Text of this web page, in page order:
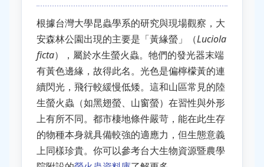
根據台灣大學昆蟲學系的研究與現場觀察，大
安森林公園出現的主要是「黃緣螢」（Luciola
ficta），屬於水生螢火蟲。牠們的發光器末端
有黃色邊緣，故得此名。光色是偏檸檬黃的連
續閃光，飛行較緩慢低矮。這和山區常見的陸
生螢火蟲（如黑翅螢、山窗螢）在習性與外形
上有所不同。都市棲地條件嚴苛，能在此生存
的物種本身就具備較強的適應力，但生態意義
上同樣珍貴。你可以參考台大生物資源暨農學